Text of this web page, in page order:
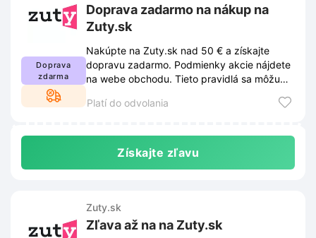
Doprava
zdarma
Doprava zadarmo na nákup na
Zuty.sk
Nakúpte na Zuty.sk nad 50 € a získajte
dopravu zadarmo. Podmienky akcie nájdete
na webe obchodu. Tieto pravidlá sa môžu
Platí do odvolania
Získajte zľavu
Zuty.sk
Zľava až na na Zuty.sk